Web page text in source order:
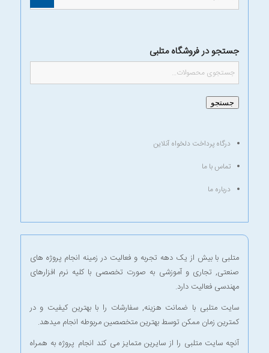
جستجو در فروشگاه متلبی
جستجو
درگاه پرداخت دلخواه آنلاین
تماس با ما
درباره ما
متلبی با بیش از یک دهه تجربه و فعالیت در زمینه انجام پروژه های
صنعتی, تجاری و آموزشی به صورت تخصصی با کلیه نرم افزارهای
مهندسی فعالیت دارد.
سایت متلبی با ضمانت هزینه, سفارشات را با بهترین کیفیت و در
کمترین زمان ممکن توسط بهترین متخصصین مربوطه انجام میدهد.
آنچه سایت متلبی را از سایرین متمایز می کند انجام پروژه به همراه